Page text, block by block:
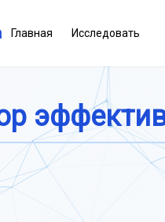
Главная Исследовать